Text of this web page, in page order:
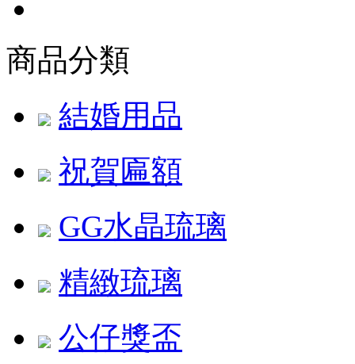
商品分類
結婚用品
祝賀匾額
GG水晶琉璃
精緻琉璃
公仔獎盃